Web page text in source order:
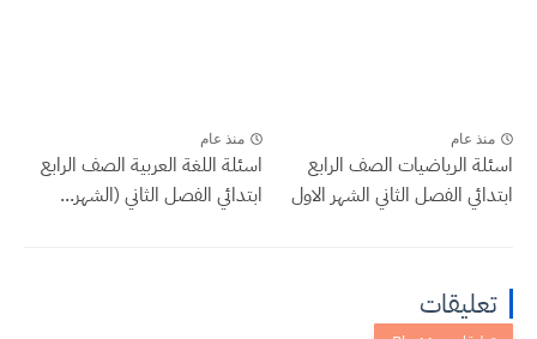
منذ عام
اسئلة الرياضيات الصف الرابع
ابتدائي الفصل الثاني الشهر الاول
منذ عام
اسئلة اللغة العربية الصف الرابع
ابتدائي الفصل الثاني (الشهر...
تعليقات